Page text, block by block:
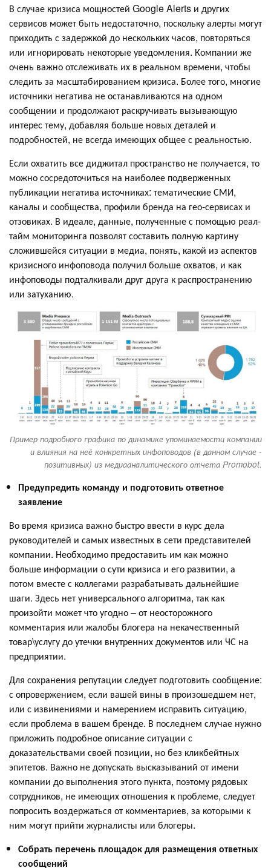
В случае кризиса мощностей Google Alerts и других
сервисов может быть недостаточно, поскольку алерты могут
приходить с задержкой до нескольких часов, повторяться
или игнорировать некоторые уведомления. Компании же
очень важно отслеживать их в реальном времени, чтобы
следить за масштабированием кризиса. Более того, многие
источники негатива не останавливаются на одном
сообщении и продолжают раскручивать вызывающую
интерес тему, добавляя больше новых деталей и
подробностей, не всегда имеющих общее с реальностью.
Если охватить все диджитал пространство не получается, то
можно сосредоточиться на наиболее подверженных
публикации негатива источниках: тематические СМИ,
каналы и сообщества, профили бренда на гео-сервисах и
отзовиках. В идеале, данные, полученные с помощью реал-
тайм мониторинга позволят составить полную картину
сложившейся ситуации в медиа, понять, какой из аспектов
кризисного инфоповода получил больше охватов, и как
инфоповоды подталкивали друг друга к распространению
или затуханию.
Пример подробного графика по динамике упоминаемости компании
и влияния на неё конкретных инфоповодов (в данном случае -
позитивных) из медиааналитического отчета Promobot.
Предупредить команду и подготовить ответное
заявление
Во время кризиса важно быстро ввести в курс дела
руководителей и самых известных в сети представителей
компании. Необходимо предоставить им как можно
больше информации о сути кризиса и его развитии, а
потом вместе с коллегами разрабатывать дальнейшие
шаги. Здесь нет универсального алгоритма, так как
произойти может что угодно – от неосторожного
комментария или жалобы блогера на некачественный
товар\услугу до утечки внутренних документов или ЧС на
предприятии.
Для сохранения репутации следует подготовить сообщение:
с опровержением, если вашей вины в произошедшем нет,
или с извинениями и намерением исправить ситуацию,
если проблема в вашем бренде. В последнем случае нужно
приложить подробное описание ситуации с
доказательствами своей позиции, но без кликбейтных
эпитетов. Важно не допускать высказываний от имени
компании до выполнения этого пункта, поэтому рядовых
сотрудников, не имеющих отношения к проблеме, следует
попросить воздержаться от комментариев, за которыми к
ним могут прийти журналисты или блогеры.
Собрать перечень площадок для размещения ответных
сообщений